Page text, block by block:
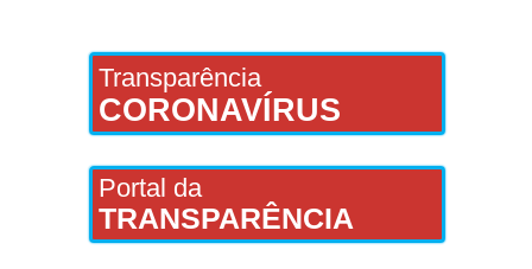
Transparência
CORONAVÍRUS
Portal da
TRANSPARÊNCIA